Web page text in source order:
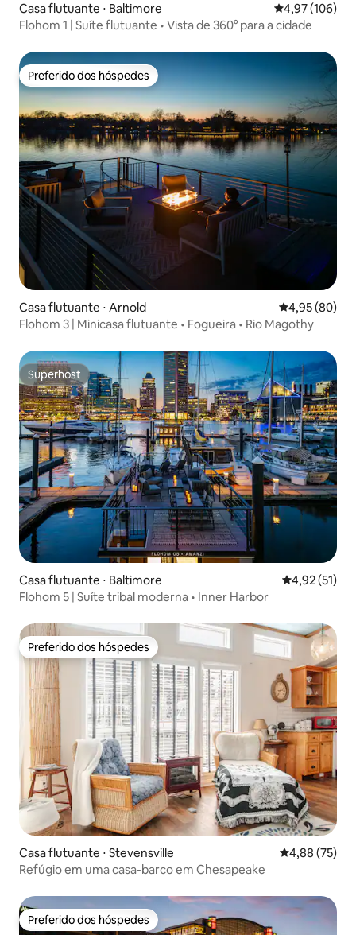
Casa flutuante ⋅ Baltimore 4,97 de uma
4,97 (106)
Flohom 1 | Suíte flutuante • Vista de 360° para a cidade
Preferido dos hóspedes
Preferido dos hóspedes
Casa flutuante ⋅ Arnold 4,95 de uma
4,95 (80)
Flohom 3 | Minicasa flutuante • Fogueira • Rio Magothy
Superhost
Superhost
Casa flutuante ⋅ Baltimore 4,92 de uma
4,92 (51)
Flohom 5 | Suíte tribal moderna • Inner Harbor
Preferido dos hóspedes
Preferido dos hóspedes
Casa flutuante ⋅ Stevensville 4,88 de uma
4,88 (75)
Refúgio em uma casa-barco em Chesapeake
Preferido dos hóspedes
Preferido dos hóspedes